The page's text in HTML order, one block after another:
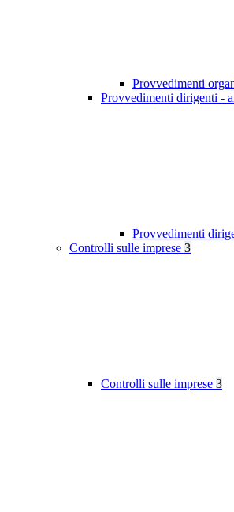
Provvedimenti
Provvedimenti dirigenti -
Provvedimenti
Controlli sulle imprese 3
Controlli sulle imprese 3